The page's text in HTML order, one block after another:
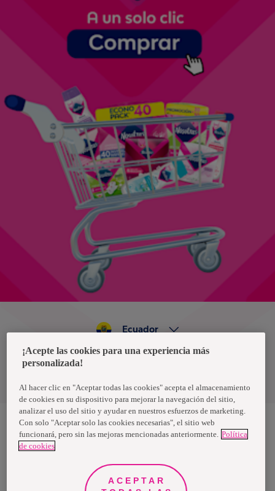
Política de privacidad de datos
Ecuador
Nosotras, una marca de Essity - una compañía global líder en
higiene y salud. Cada día, mil millones de personas, en todo el
propósito es romper barreras por el bienestar en beneficio de
consumidores, pacientes, cuidadores, clientes y la sociedad en
general. Vendemos en aproximadamente 150 países bajo las
¡Acepte las cookies para una experiencia más
personalizada!
Al hacer clic en "Aceptar todas las cookies" acepta el almacenamiento
de cookies en su dispositivo para mejorar la navegación del sitio,
analizar el uso del sitio y ayudar en nuestros esfuerzos de marketing.
Con solo "Aceptar solo las cookies necesarias", el sitio web
funcionará, pero sin las mejoras mencionadas anteriormente. Política
de cookies
ACEPTAR